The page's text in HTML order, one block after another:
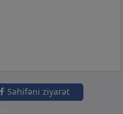
Səhifəni ziyarət